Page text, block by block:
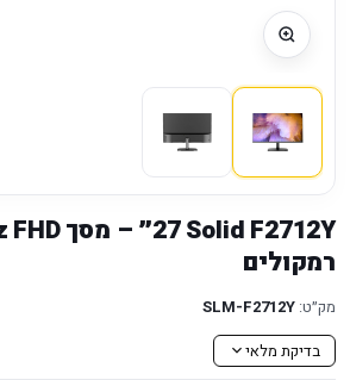
רמקולים
מק״ט: SLM-F2712Y
בדיקת מלאי